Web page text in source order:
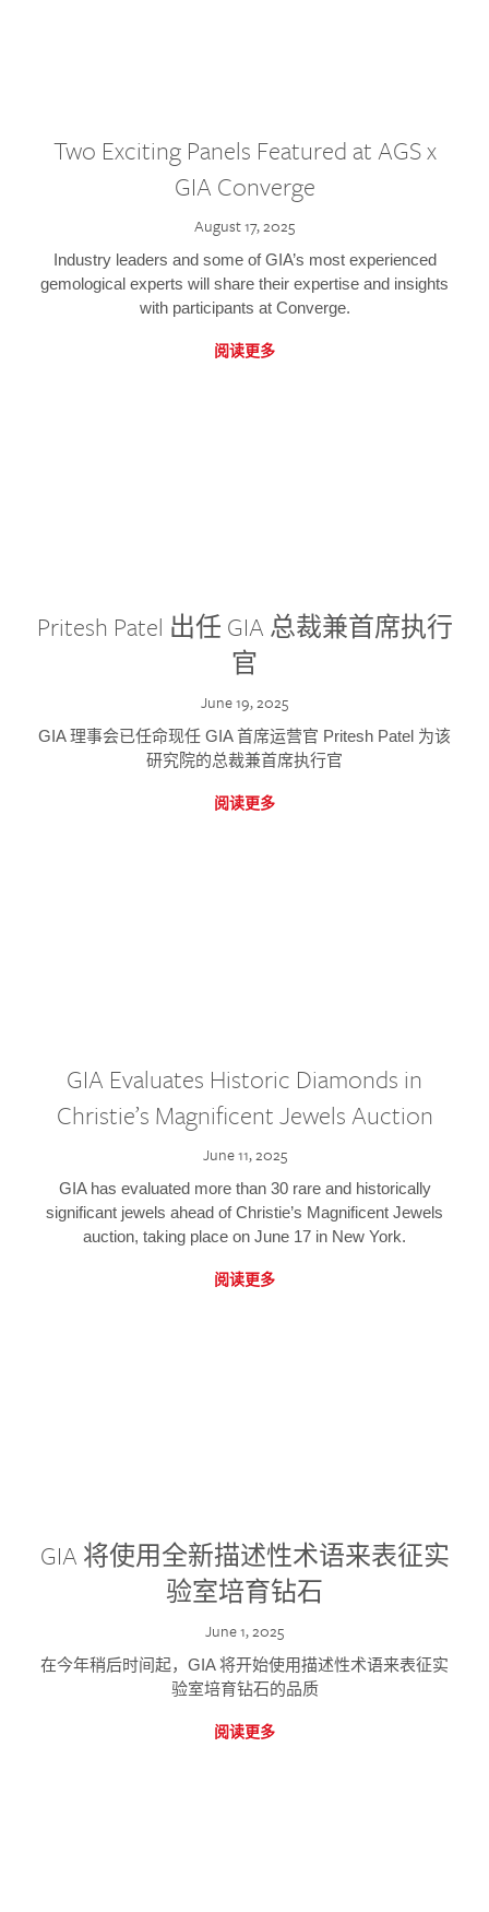
Two Exciting Panels Featured at AGS x
GIA Converge
August 17, 2025
Industry leaders and some of GIA’s most experienced
gemological experts will share their expertise and insights
with participants at Converge.
阅读更多
Pritesh Patel 出任 GIA 总裁兼首席执行
官
June 19, 2025
GIA 理事会已任命现任 GIA 首席运营官 Pritesh Patel 为该
研究院的总裁兼首席执行官
阅读更多
GIA Evaluates Historic Diamonds in
Christie’s Magnificent Jewels Auction
June 11, 2025
GIA has evaluated more than 30 rare and historically
significant jewels ahead of Christie’s Magnificent Jewels
auction, taking place on June 17 in New York.
阅读更多
GIA 将使用全新描述性术语来表征实
验室培育钻石
June 1, 2025
在今年稍后时间起，GIA 将开始使用描述性术语来表征实
验室培育钻石的品质
阅读更多